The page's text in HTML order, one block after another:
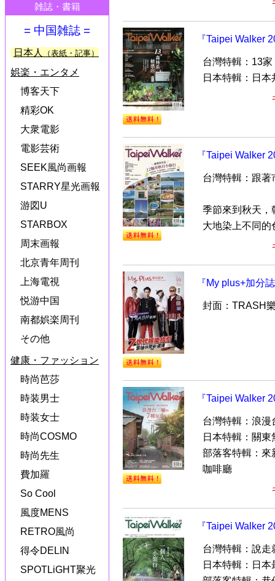
雑誌・書籍
= 中国雑誌 =
日本人 （表紙・記事）
娯楽・エンタメ
博客天下
精彩OK
大衆電影
電影芸術
SEEK風尚画報
STARRY星光画報
游図U
STARBOX
周末画報
北京青年周刊
上海電視
悦游中国
南都娯楽周刊
その他
健康・ファッション
時尚芭莎
時装男士
時装女士
時尚COSMO
時尚先生
費加羅
So Cool
風度MENS
RETRO風尚
得令DELIN
SPOTLiGHT聚光
『Taipei Walker
台灣特輯：13
日本特輯：日本
『Taipei Walker
台灣特輯：跟著
季節來到秋天，
大地染上不同的
『My plus+加分
封面：TRASH
『Taipei Walker
台灣特輯：浪漫
日本特輯：關
部落客特輯：來
咖啡廳
『Taipei Walker
台灣特輯：說走
日本特輯：日本